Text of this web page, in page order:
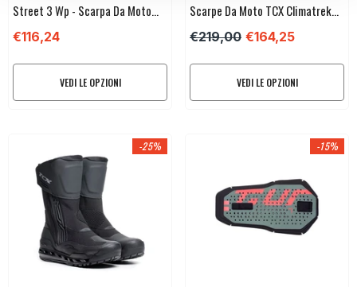
Street 3 Wp - Scarpa Da Moto
Certificata Con Membrana
Impermeabile T-DRY Versatile E
Protettiva - Uomo
€116,24
VEDI LE OPZIONI
Scarpe Da Moto TCX Climatrek
Surround Gtx
€219,00 €164,25
VEDI LE OPZIONI
-25% -15%